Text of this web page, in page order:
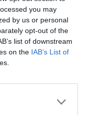
you may
by us or personal
opt-out of the
list of downstream
on the IAB’s List of